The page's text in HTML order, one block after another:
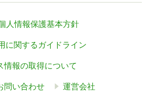
人情報保護基本方針
に関するガイドライン
情報の取得について
問い合わせ 運営会社